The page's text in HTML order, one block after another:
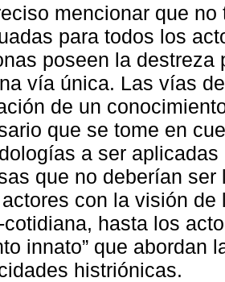
mencionar que
para todos los
poseen la
vía única. Las vías
de un
que se tome en
a ser
que no deberían
con la visión
cotidiana, hasta los
innato” que abordan
histriónicas.